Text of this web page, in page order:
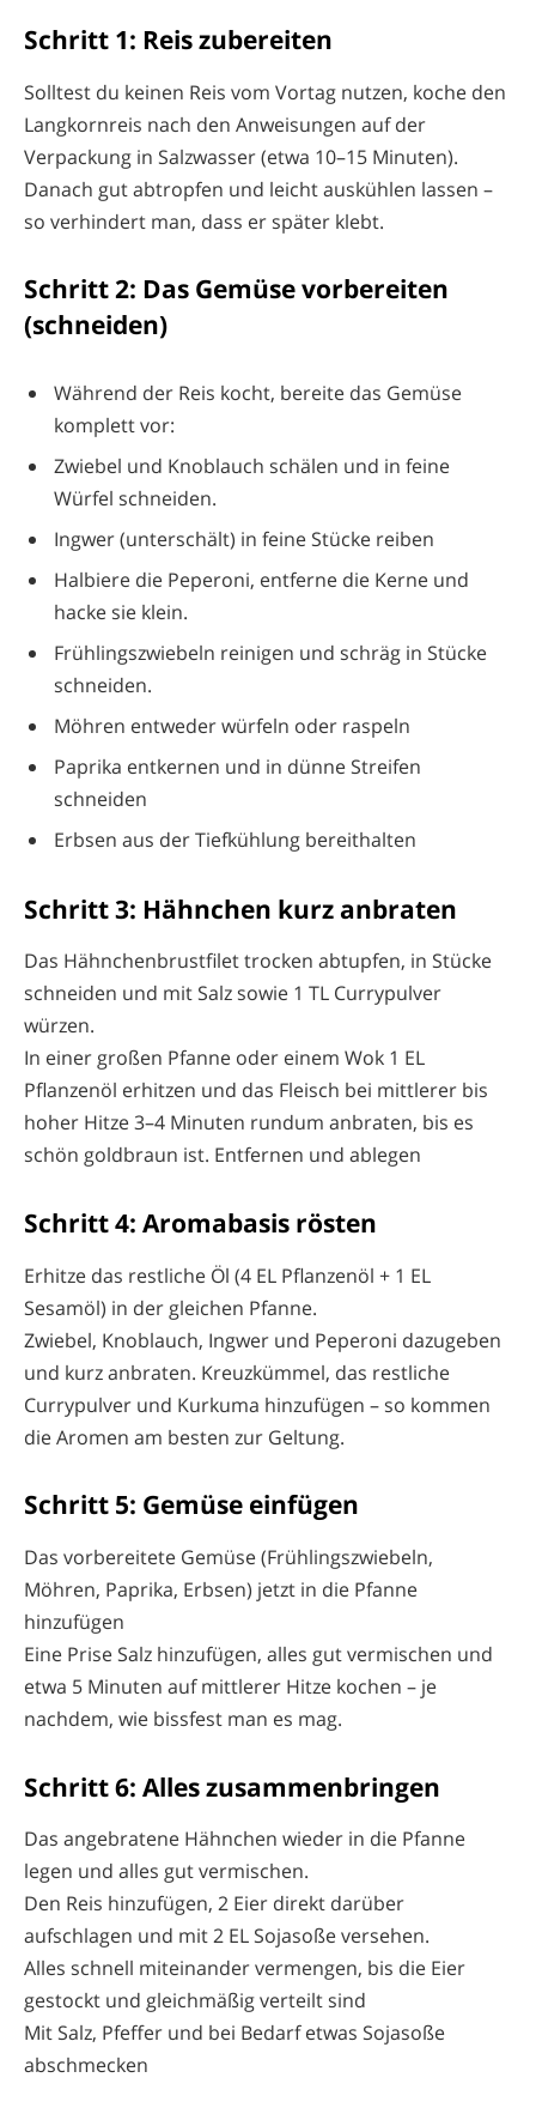
Schritt 1: Reis zubereiten
Solltest du keinen Reis vom Vortag nutzen, koche den
Langkornreis nach den Anweisungen auf der
Verpackung in Salzwasser (etwa 10–15 Minuten).
Danach gut abtropfen und leicht auskühlen lassen –
so verhindert man, dass er später klebt.
Schritt 2: Das Gemüse vorbereiten
(schneiden)
Während der Reis kocht, bereite das Gemüse
komplett vor:
Zwiebel und Knoblauch schälen und in feine
Würfel schneiden.
Ingwer (unterschält) in feine Stücke reiben
Halbiere die Peperoni, entferne die Kerne und
hacke sie klein.
Frühlingszwiebeln reinigen und schräg in Stücke
schneiden.
Möhren entweder würfeln oder raspeln
Paprika entkernen und in dünne Streifen
schneiden
Erbsen aus der Tiefkühlung bereithalten
Schritt 3: Hähnchen kurz anbraten
Das Hähnchenbrustfilet trocken abtupfen, in Stücke
schneiden und mit Salz sowie 1 TL Currypulver
würzen.
In einer großen Pfanne oder einem Wok 1 EL
Pflanzenöl erhitzen und das Fleisch bei mittlerer bis
hoher Hitze 3–4 Minuten rundum anbraten, bis es
schön goldbraun ist. Entfernen und ablegen
Schritt 4: Aromabasis rösten
Erhitze das restliche Öl (4 EL Pflanzenöl + 1 EL
Sesamöl) in der gleichen Pfanne.
Zwiebel, Knoblauch, Ingwer und Peperoni dazugeben
und kurz anbraten. Kreuzkümmel, das restliche
Currypulver und Kurkuma hinzufügen – so kommen
die Aromen am besten zur Geltung.
Schritt 5: Gemüse einfügen
Das vorbereitete Gemüse (Frühlingszwiebeln,
Möhren, Paprika, Erbsen) jetzt in die Pfanne
hinzufügen
Eine Prise Salz hinzufügen, alles gut vermischen und
etwa 5 Minuten auf mittlerer Hitze kochen – je
nachdem, wie bissfest man es mag.
Schritt 6: Alles zusammenbringen
Das angebratene Hähnchen wieder in die Pfanne
legen und alles gut vermischen.
Den Reis hinzufügen, 2 Eier direkt darüber
aufschlagen und mit 2 EL Sojasoße versehen.
Alles schnell miteinander vermengen, bis die Eier
gestockt und gleichmäßig verteilt sind
Mit Salz, Pfeffer und bei Bedarf etwas Sojasoße
abschmecken